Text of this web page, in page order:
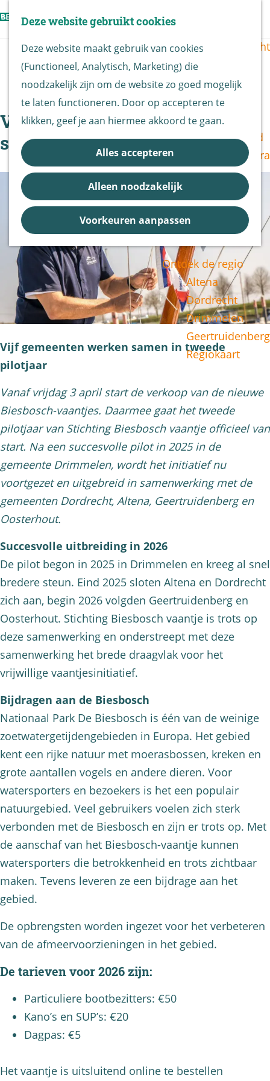
Deze website gebruikt cookies
Deze website maakt gebruik van cookies
(Functioneel, Analytisch, Marketing) die
noodzakelijk zijn om de website zo goed mogelijk
te laten functioneren. Door op accepteren te
klikken, geef je aan hiermee akkoord te gaan.
Alles accepteren
Alleen noodzakelijk
Voorkeuren aanpassen
r
d
Z
e
k
e
n
e
n
u
Routes overzicht
De Biesbosch
Nationaal Park
De Biesbosch
Bereikbaarheid
Bezoekerscentra
B&B vol leven
Nieuws &
Updates
Ontdek de regio
Altena
Dordrecht
Drimmelen
Geertruidenberg
Regiokaart
Z
e
n
| | |
Verkoop Biesbosch-vaantje
start op vrijdag 3 april
Vijf gemeenten werken samen in tweede
pilotjaar
Vanaf vrijdag 3 april start de verkoop van de nieuwe
Biesbosch-vaantjes. Daarmee gaat het tweede
pilotjaar van Stichting Biesbosch vaantje officieel van
start. Na een succesvolle pilot in 2025 in de
gemeente Drimmelen, wordt het initiatief nu
voortgezet en uitgebreid in samenwerking met de
gemeenten Dordrecht, Altena, Geertruidenberg en
Oosterhout.
Succesvolle uitbreiding in 2026
De pilot begon in 2025 in Drimmelen en kreeg al snel
bredere steun. Eind 2025 sloten Altena en Dordrecht
zich aan, begin 2026 volgden Geertruidenberg en
Oosterhout. Stichting Biesbosch vaantje is trots op
deze samenwerking en onderstreept met deze
samenwerking het brede draagvlak voor het
vrijwillige vaantjesinitiatief.
Bijdragen aan de Biesbosch
Nationaal Park De Biesbosch is één van de weinige
zoetwatergetijdengebieden in Europa. Het gebied
kent een rijke natuur met moerasbossen, kreken en
grote aantallen vogels en andere dieren. Voor
watersporters en bezoekers is het een populair
natuurgebied. Veel gebruikers voelen zich sterk
verbonden met de Biesbosch en zijn er trots op. Met
de aanschaf van het Biesbosch-vaantje kunnen
watersporters die betrokkenheid en trots zichtbaar
maken. Tevens leveren ze een bijdrage aan het
gebied.
De opbrengsten worden ingezet voor het verbeteren
van de afmeervoorzieningen in het gebied.
De tarieven voor 2026 zijn:
Particuliere bootbezitters: €50
Kano’s en SUP’s: €20
Dagpas: €5
Het vaantje is uitsluitend online te bestellen